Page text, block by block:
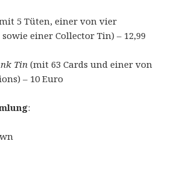
5 Tüten, einer von vier
einer Collector Tin) – 12,99
Tin(mit 63 Cards und einer von
– 10 Euro
: